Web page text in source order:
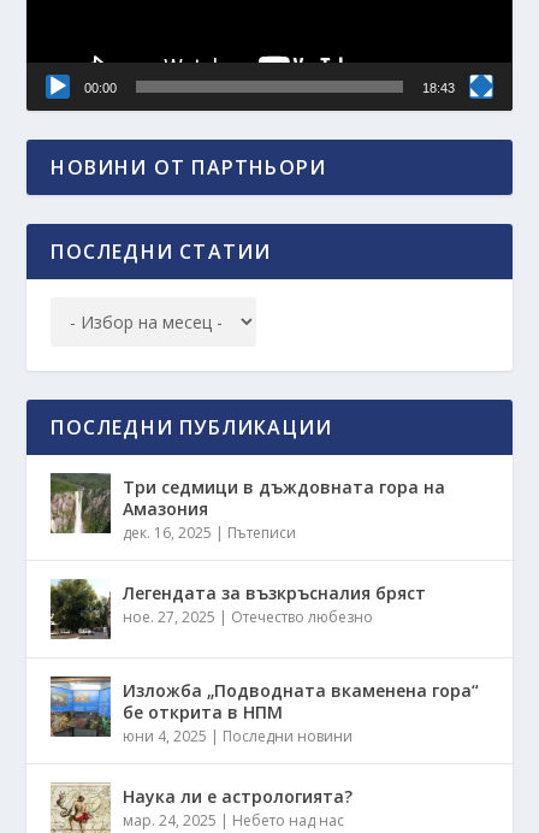
00:00 18:43
НОВИНИ ОТ ПАРТНЬОРИ
ПОСЛЕДНИ СТАТИИ
ПОСЛЕДНИ ПУБЛИКАЦИИ
Три седмици в дъждовната гора на
Амазония
дек. 16, 2025 | Пътеписи
Легендата за възкръсналия бряст
ное. 27, 2025 | Отечество любезно
Изложба „Подводната вкаменена гора“
бе открита в НПМ
юни 4, 2025 | Последни новини
Наука ли е астрологията?
мар. 24, 2025 | Небето над нас